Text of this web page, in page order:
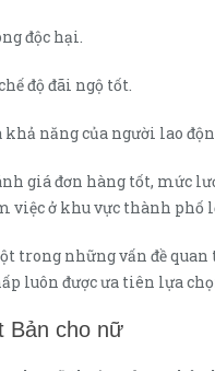
độc hại.
độ đãi ngộ tốt.
khả năng của người lao
giá đơn hàng tốt, mức
việc ở khu vực thành phố
trong những vấn đề
luôn được ưa tiên lựa
Bản cho nữ